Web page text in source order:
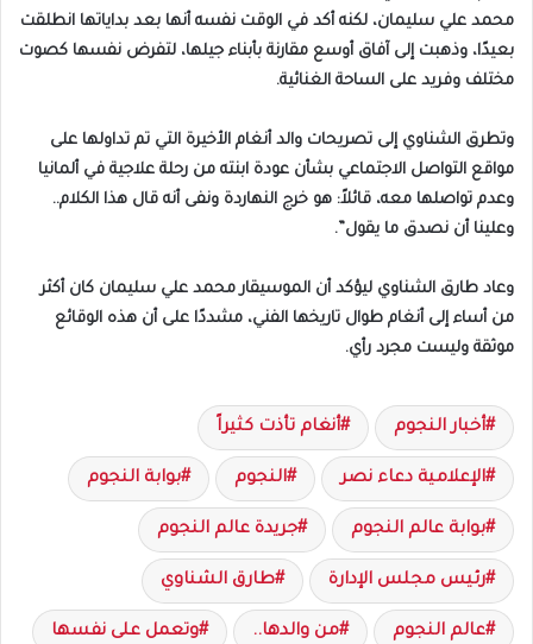
محمد علي سليمان، لكنه أكد في الوقت نفسه أنها بعد بداياتها انطلقت
بعيدًا، وذهبت إلى آفاق أوسع مقارنة بأبناء جيلها، لتفرض نفسها كصوت
مختلف وفريد على الساحة الغنائية.
وتطرق الشناوي إلى تصريحات والد أنغام الأخيرة التي تم تداولها على
مواقع التواصل الاجتماعي بشأن عودة ابنته من رحلة علاجية في ألمانيا
وعدم تواصلها معه، قائلاً: هو خرج النهاردة ونفى أنه قال هذا الكلام..
وعلينا أن نصدق ما يقول”.
وعاد طارق الشناوي ليؤكد أن الموسيقار محمد علي سليمان كان أكثر
من أساء إلى أنغام طوال تاريخها الفني، مشددًا على أن هذه الوقائع
موثقة وليست مجرد رأي.
أخبار النجوم أنغام تأذت كثيراً
الإعلامية دعاء نصر النجوم بوابة النجوم
بوابة عالم النجوم جريدة عالم النجوم
رئيس مجلس الإدارة طارق الشناوي
عالم النجوم من والدها.. وتعمل على نفسها